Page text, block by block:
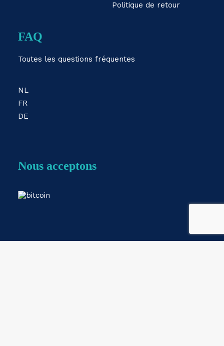
Politique de retour
FAQ
Toutes les questions fréquentes
NL
FR
DE
Nous acceptons